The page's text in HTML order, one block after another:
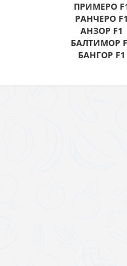
ПРИМЕРО
РАНЧЕРО F1
АНЗОР F1
БАЛТИМОР
БАНГОР F1